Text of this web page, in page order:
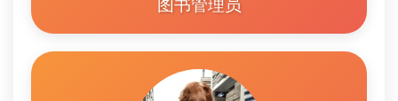
图书管理员